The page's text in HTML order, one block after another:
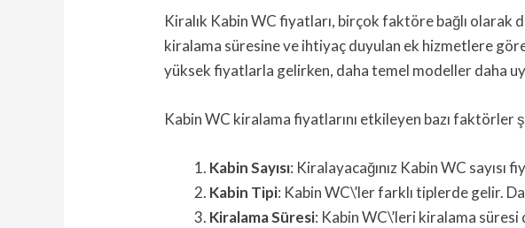
Kiralık Kabin WC fiyatları, birçok faktöre bağlı olarak
kiralama süresine ve ihtiyaç duyulan ek hizmetlere
yüksek fiyatlarla gelirken, daha temel modeller daha
Kabin WC kiralama fiyatlarını etkileyen bazı faktörler
Kabin Sayısı: Kiralayacağınız Kabin WC
Kabin Tipi: Kabin WC\’ler farklı tiplerde gelir.
Kiralama Süresi: Kabin WC\’leri kiralama